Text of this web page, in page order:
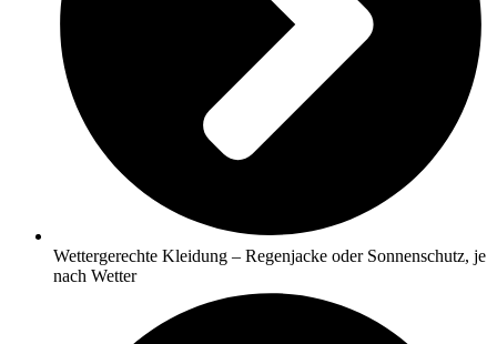
Wettergerechte Kleidung – Regenjacke oder Sonnenschutz, je
nach Wetter